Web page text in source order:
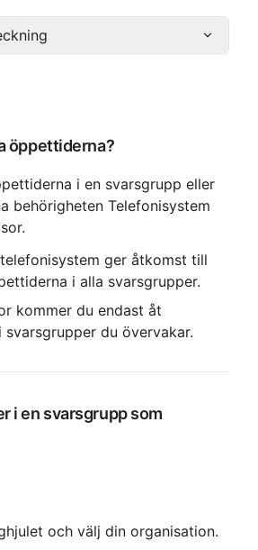
öppettiderna?
i en svarsgrupp eller
behörigheten Telefonisystem
ger åtkomst till
i alla svarsgrupper.
kommer du endast åt
du övervakar.
i en svarsgrupp som
och välj din organisation.